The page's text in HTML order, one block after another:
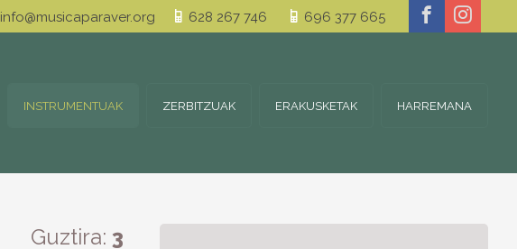
info@musicaparaver.org 628 267 746 696 377 665
INSTRUMENTUAK ZERBITZUAK ERAKUSKETAK HARREMANA
Guztira: 3